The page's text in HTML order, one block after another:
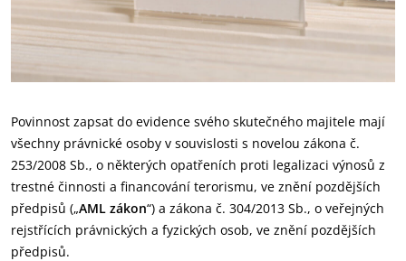
Povinnost zapsat do evidence svého skutečného majitele mají
všechny právnické osoby v souvislosti s novelou zákona č.
253/2008 Sb., o některých opatřeních proti legalizaci výnosů z
trestné činnosti a financování terorismu, ve znění pozdějších
předpisů („AML zákon“) a zákona č. 304/2013 Sb., o veřejných
rejstřících právnických a fyzických osob, ve znění pozdějších
předpisů.